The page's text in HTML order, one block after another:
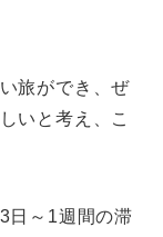
旅ができ、ぜ
いと考え、こ
日～1週間の滞